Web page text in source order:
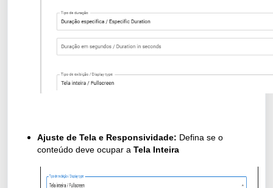
Ajuste de Tela e Responsividade: Defina se o
conteúdo deve ocupar a Tela Inteira